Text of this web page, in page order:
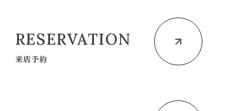
RESERVATION
来店予約